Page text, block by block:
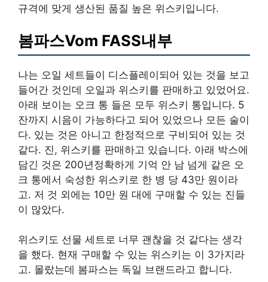
규격에 맞게 생산된 품질 높은 위스키입니다.
봄파스Vom FASS내부
나는 오일 세트들이 디스플레이되어 있는 것을 보고
들어간 것인데 오일과 위스키를 판매하고 있었어요.
아래 보이는 오크 통 들은 모두 위스키 통입니다. 5
잔까지 시음이 가능하다고 되어 있었으나 모든 술이
다. 있는 것은 아니고 한정적으로 구비되어 있는 것
같다. 진, 위스키를 판매하고 있습니다. 아래 박스에
담긴 것은 200년정확하게 기억 안 남 넘게 같은 오
크 통에서 숙성한 위스키로 한 병 당 43만 원이라
고. 저 것 외에는 10만 원 대에 구매할 수 있는 진들
이 많았다.
위스키도 선물 세트로 너무 괜찮을 것 같다는 생각
을 했다. 현재 구매할 수 있는 위스키는 이 3가지라
고. 몰랐는데 봄파스는 독일 브랜드라고 합니다.